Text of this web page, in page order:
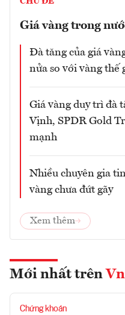
Giá vàng trong
Đà tăng của giá
nửa so với vàng thế
Giá vàng duy trì đà
Vịnh, SPDR Gold
mạnh
Nhiều chuyên gia
vàng chưa đứt gãy
Xem thêm
Mới nhất trên
Chứng khoán